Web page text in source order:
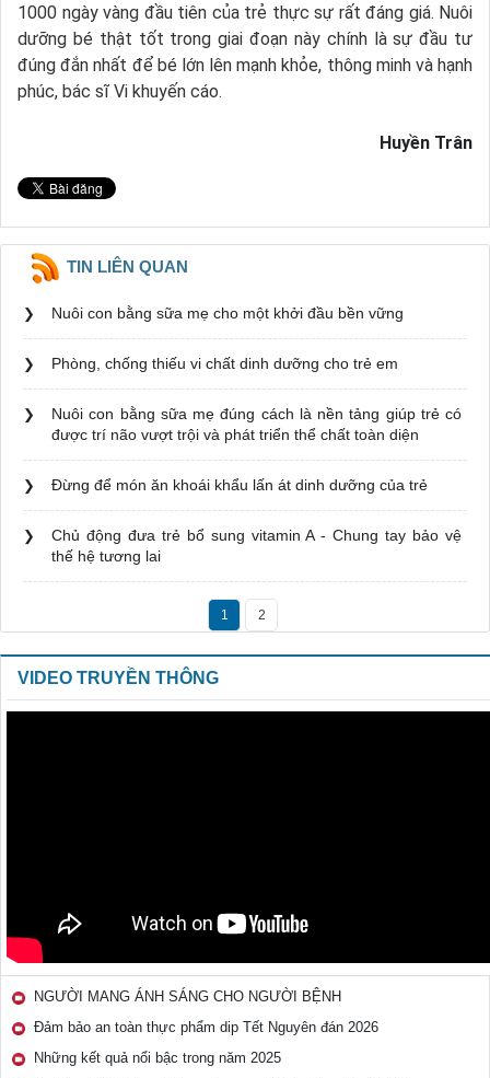
1000 ngày vàng đầu tiên của trẻ thực sự rất đáng giá. Nuôi
dưỡng bé thật tốt trong giai đoạn này chính là sự đầu tư
đúng đắn nhất để bé lớn lên mạnh khỏe, thông minh và hạnh
phúc, bác sĩ Vi khuyến cáo.
Huyền Trân
TIN LIÊN QUAN
Nuôi con bằng sữa mẹ cho một khởi đầu bền vững
Phòng, chống thiếu vi chất dinh dưỡng cho trẻ em
Nuôi con bằng sữa mẹ đúng cách là nền tảng giúp trẻ có
được trí não vượt trội và phát triển thể chất toàn diện
Đừng để món ăn khoái khẩu lấn át dinh dưỡng của trẻ
Chủ động đưa trẻ bổ sung vitamin A - Chung tay bảo vệ
thế hệ tương lai
1 2
VIDEO TRUYỀN THÔNG
NGƯỜI MANG ÁNH SÁNG CHO NGƯỜI BỆNH
Đảm bảo an toàn thực phẩm dip Tết Nguyên đán 2026
Những kết quả nổi bậc trong năm 2025